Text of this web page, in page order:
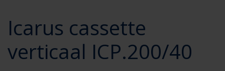
Icarus cassette
verticaal ICP.200/40